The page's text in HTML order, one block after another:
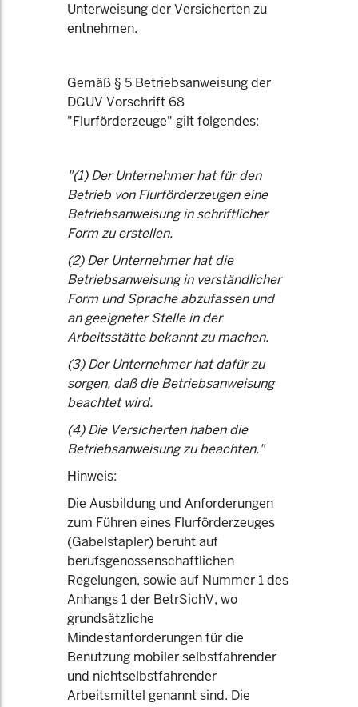
Unterweisung der Versicherten zu
entnehmen.
Gemäß § 5 Betriebsanweisung der
DGUV Vorschrift 68
"Flurförderzeuge" gilt folgendes:
"(1) Der Unternehmer hat für den
Betrieb von Flurförderzeugen eine
Betriebsanweisung in schriftlicher
Form zu erstellen.
(2) Der Unternehmer hat die
Betriebsanweisung in verständlicher
Form und Sprache abzufassen und
an geeigneter Stelle in der
Arbeitsstätte bekannt zu machen.
(3) Der Unternehmer hat dafür zu
sorgen, daß die Betriebsanweisung
beachtet wird.
(4) Die Versicherten haben die
Betriebsanweisung zu beachten."
Hinweis:
Die Ausbildung und Anforderungen
zum Führen eines Flurförderzeuges
(Gabelstapler) beruht auf
berufsgenossenschaftlichen
Regelungen, sowie auf Nummer 1 des
Anhangs 1 der BetrSichV, wo
grundsätzliche
Mindestanforderungen für die
Benutzung mobiler selbstfahrender
und nichtselbstfahrender
Arbeitsmittel genannt sind. Die